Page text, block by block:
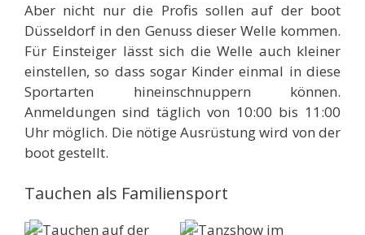
Aber nicht nur die Profis sollen auf der boot
Düsseldorf in den Genuss dieser Welle kommen.
Für Einsteiger lässt sich die Welle auch kleiner
einstellen, so dass sogar Kinder einmal in diese
Sportarten hineinschnuppern können.
Anmeldungen sind täglich von 10:00 bis 11:00
Uhr möglich. Die nötige Ausrüstung wird von der
boot gestellt.
Tauchen als Familiensport